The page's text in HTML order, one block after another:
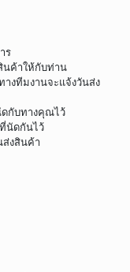
ร
นค้าให้กับท่าน
งทีมงานจะแจ้งวันส่ง
ดกับทางคุณไว้
นัดกันไว้
ส่งสินค้า